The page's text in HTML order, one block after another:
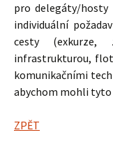
pro delegáty/
individuální
cesty (exkurze,
infrastrukturou,
komunikačními
abychom mohli tyto
ZPĚT